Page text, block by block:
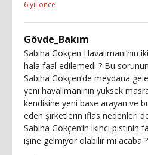
6 yıl önce
Gövde_Bakım
Sabiha Gökçen Havalimanı’nın
hala faal edilemedi ? Bu sorunun
Sabiha Gökçen’de meydana
yeni havalimanının yüksek
kendisine yeni base arayan ve
eden şirketlerin iflas nedenleri
Sabiha Gökçen’in ikinci pistinin
işine gelmiyor olabilir mi acaba ?